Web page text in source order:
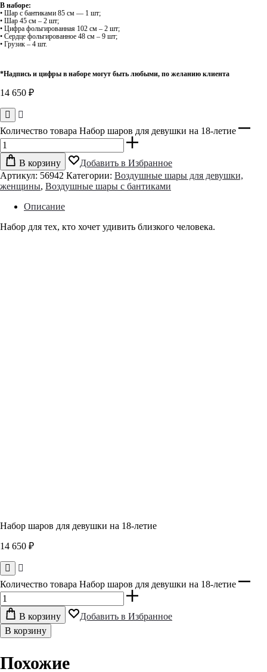
В наборе:
• Шар с бантиками 85 см — 1 шт;
• Шар 45 см – 2 шт;
• Цифра фольгированная 102 см – 2 шт;
• Сердце фольгированное 48 см – 9 шт;
• Грузик – 4 шт.
*Надпись и цифры в наборе могут быть любыми, по желанию клиента
14 650 ₽
Количество товара Набор шаров для девушки на 18-летие
В корзину
Добавить в Избранное
Артикул: 56942 Категории: Воздушные шары для девушки,
женщины, Воздушные шары с бантиками
Описание
Набор для тех, кто хочет удивить близкого человека.
Набор шаров для девушки на 18-летие
14 650 ₽
Количество товара Набор шаров для девушки на 18-летие
В корзину
Добавить в Избранное
В корзину
Похожие